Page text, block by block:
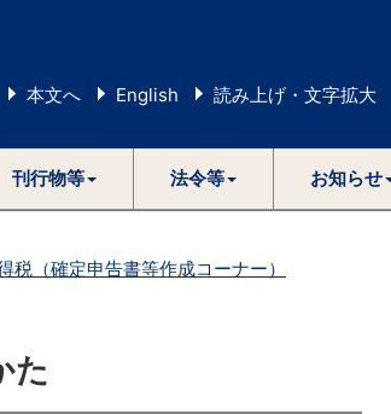
本文へ English 読み上げ・文字拡大
刊行物等 法令等 お知らせ
税（確定申告書等作成コーナー）
た